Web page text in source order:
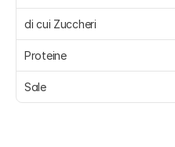
di cui Zuccheri
Proteine
Sale